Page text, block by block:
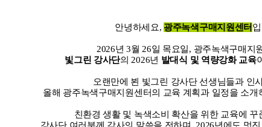
안녕하세요, 광주녹색구매지원센터
2026년 3월 26일 목요일, 광주녹색구매지
빛그린 강사단의 2026년 발대식 및 역량강화 교육
오랜만에 뵌 빛그린 강사단 선생님들과 인
올해 광주녹색구매지원센터의 교육 계획과 일정을 소개
친환경 생활 및 녹색소비 확산을 위한 교육에 꾸